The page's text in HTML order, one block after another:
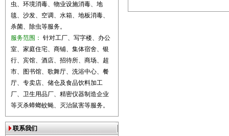
虫、环境消毒、物业设施消毒、地
毯、沙发、空调、水箱、地板消毒、
杀菌、除虫等服务。
服务范围： 针对工厂、写字楼、办公
室、家庭住宅、商铺、集体宿舍、银
行、宾馆、酒店、招待所、商场、超
市、图书馆、歌舞厅、洗浴中心、餐
厅、专卖店、储仓及食品饮料加工
厂、卫生用品厂、精密仪器制造企业
等灭杀蟑螂蚊蝇、灭治鼠害等服务。
联系我们